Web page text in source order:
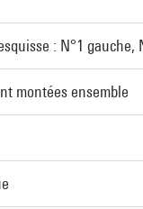
: N°1
montées ensemble